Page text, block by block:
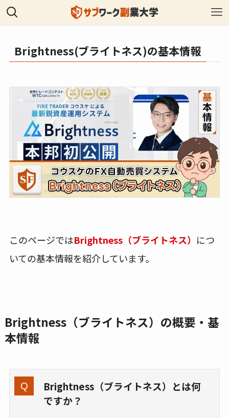
Brightness(ブライトネス)の基本情報
このページではBrightness（ブライトネス） につ
いての基本情報を紹介しています。
Brightness（ブライトネス）の概要・基
本情報
Brightness（ブライトネス）とは何
ですか？